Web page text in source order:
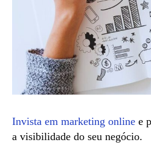
Invista em marketing online e
a visibilidade do seu negócio.